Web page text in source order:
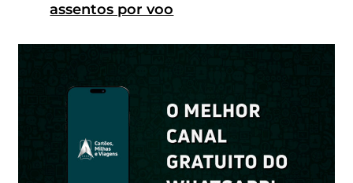
assentos por voo